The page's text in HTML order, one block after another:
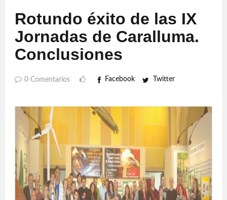
Rotundo éxito de las IX
Jornadas de Caralluma.
Conclusiones
0 Comentarios Facebook Twitter